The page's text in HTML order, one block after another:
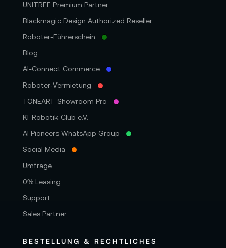
UNITREE Premium Partner
Blackmagic Design Authorized Reseller
Roboter-Führerschein
Blog
AI-Connect Commerce
Roboter‑Vermietung
TONEART Showroom Pro
KI-Robotik-Club e.V.
AI Pioneers WhatsApp Group
Social Media
Umfrage
0% Leasing
Support
Sales Partner
BESTELLUNG & RECHTLICHES